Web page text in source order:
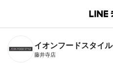
B
n
c
h
T
イオンフードスタイル
藤井寺店